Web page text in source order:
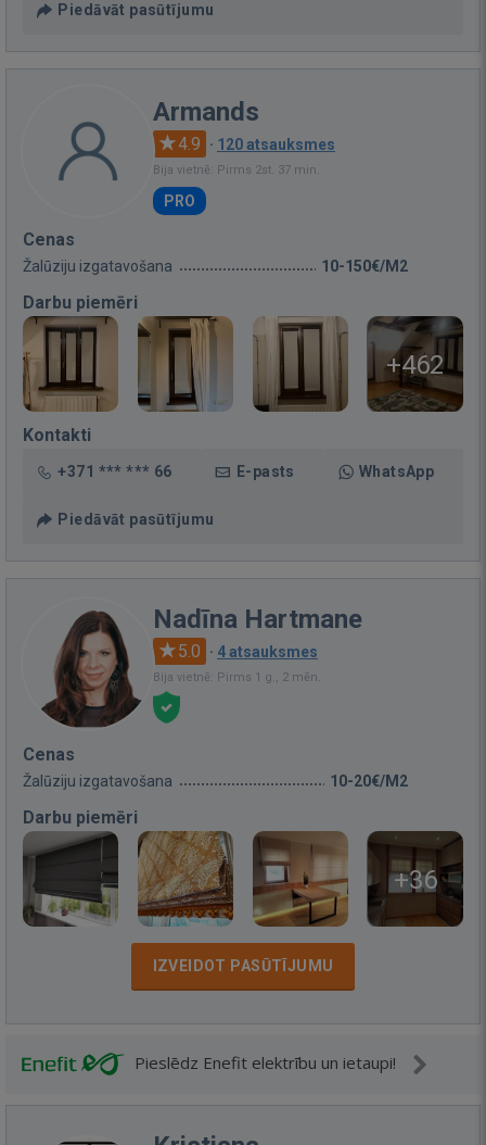
Piedāvāt pasūtījumu
Armands
4.9 · 120 atsauksmes
Bija vietnē: Pirms 2st. 37 min.
PRO
Cenas
Žalūziju izgatavošana 10-150€/M2
Darbu piemēri
+462
Kontakti
+371 *** *** 66 E-pasts WhatsApp
Piedāvāt pasūtījumu
Nadīna Hartmane
5.0 · 4 atsauksmes
Bija vietnē: Pirms 1 g., 2 mēn.
Cenas
Žalūziju izgatavošana 10-20€/M2
Darbu piemēri
+36
IZVEIDOT PASŪTĪJUMU
Pieslēdz Enefit elektrību un ietaupi!